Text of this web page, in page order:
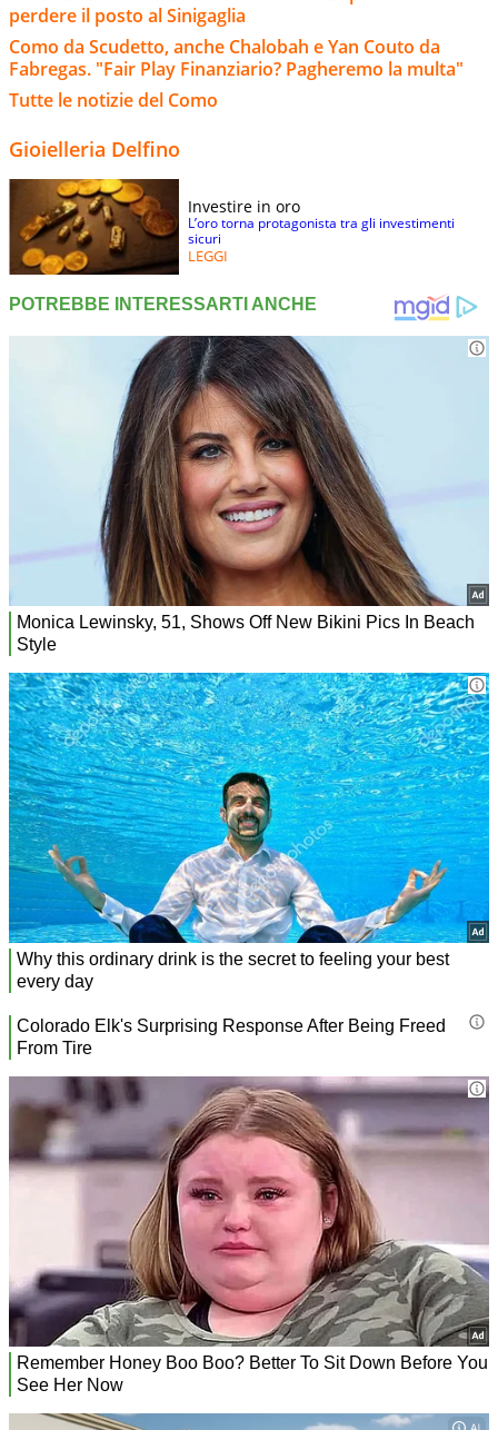
perdere il posto al Sinigaglia
Como da Scudetto, anche Chalobah e Yan Couto da
Fabregas. "Fair Play Finanziario? Pagheremo la multa"
Tutte le notizie del Como
Gioielleria Delfino
Investire in oro
L’oro torna protagonista tra gli investimenti
sicuri
LEGGI